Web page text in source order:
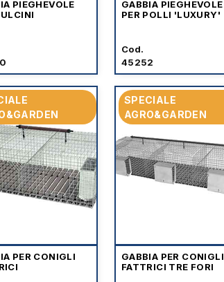
PIEGHEVOLE
GABBIA PIEGHEVOLE
PER POLLI 'LUXURY'
Cod.
45252
PER CONIGLI
SPECIALE
AGRO&GARDEN
GABBIA PER CONIGLI
FATTRICI TRE FORI